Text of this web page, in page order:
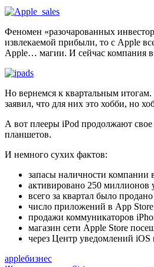
Феномен «разочарованных
извлекаемой прибыли, то с Apple
Apple… магии. И сейчас компания в
Но вернемся к квартальным
заявил, что для них это хобби, но
А вот плееры iPod продолжают
планшетов.
И немного сухих фактов:
запасы наличности компании
активировано 250 миллионов
всего за квартал было
число приложений в App
продажи коммуникаторов
магазин сети Apple Store
через Центр уведомлений iOS
appleбизнес